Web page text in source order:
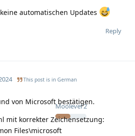
automatischen Updates
Reply
Moolevel2
This post is in German
von Microsoft bestätigen.
mit korrekter Zeichensetzung:
Files\microsoft